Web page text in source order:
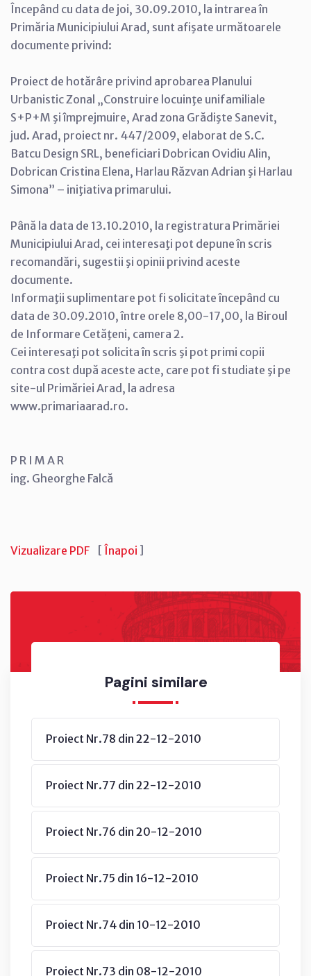
Pagini similare
Proiect Nr.78 din 22-12-2010
Proiect Nr.77 din 22-12-2010
Proiect Nr.76 din 20-12-2010
Proiect Nr.75 din 16-12-2010
Proiect Nr.74 din 10-12-2010
Proiect Nr.73 din 08-12-2010
Începând cu data de joi, 30.09.2010, la intrarea în
Primăria Municipiului Arad, sunt afişate următoarele
documente privind:
Proiect de hotărâre privind aprobarea Planului
Urbanistic Zonal „Construire locuinţe unifamiliale
S+P+M şi împrejmuire, Arad zona Grădişte Sanevit,
jud. Arad, proiect nr. 447/2009, elaborat de S.C.
Batcu Design SRL, beneficiari Dobrican Ovidiu Alin,
Dobrican Cristina Elena, Harlau Răzvan Adrian şi Harlau
Simona” – iniţiativa primarului.
Până la data de 13.10.2010, la registratura Primăriei
Municipiului Arad, cei interesaţi pot depune în scris
recomandări, sugestii şi opinii privind aceste
documente.
Informaţii suplimentare pot fi solicitate începând cu
data de 30.09.2010, între orele 8,00-17,00, la Biroul
de Informare Cetăţeni, camera 2.
Cei interesaţi pot solicita în scris şi pot primi copii
contra cost după aceste acte, care pot fi studiate şi pe
site-ul Primăriei Arad, la adresa
www.primariaarad.ro.
P R I M A R
ing. Gheorghe Falcă
Vizualizare PDF [ Înapoi ]